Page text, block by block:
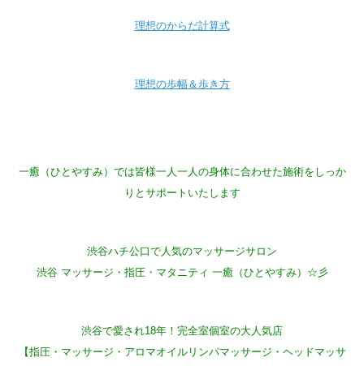
理想のからだ計算式
理想の歩幅＆歩き方
一癒（ひとやすみ）では皆様一人一人の身体に合わせた施術をしっか
りとサポートいたします
渋谷ハチ公口で人気のマッサージサロン
渋谷 マッサージ・指圧・マタニティ 一癒（ひとやすみ）☆彡
渋谷で愛され18年！完全室個室の大人気店
【指圧・マッサージ・アロマオイルリンパマッサージ・ヘッドマッサ